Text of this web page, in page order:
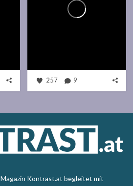
257 9
Kontrast.at begleitet mit